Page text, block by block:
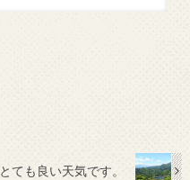
とても良い天気です。